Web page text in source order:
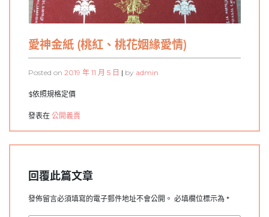
愛神金紙 (桃紅、桃花姻緣愛情)
Posted on 2019 年 11 月 5 日 | by admin
$依照規格定價
發表在 公開義賣
回覆此篇文章
發佈留言必須填寫的電子郵件地址不會公開。 必填欄位標示為 *